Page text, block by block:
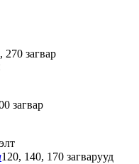
270 загвар
загвар
120, 140, 170 загварууд